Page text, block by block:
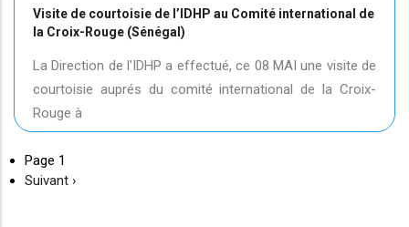
Visite de courtoisie de l’IDHP au Comité international de
la Croix-Rouge (Sénégal)
La Direction de l'IDHP a effectué, ce 08 MAI une visite de
courtoisie auprés du comité international de la Croix-
Rouge à
Page 1
Page
Suivant ›